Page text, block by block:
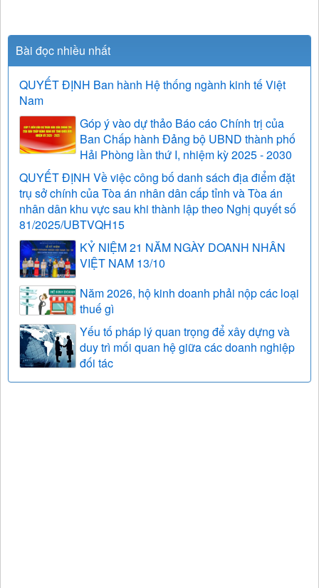
Bài đọc nhiều nhất
QUYẾT ĐỊNH Ban hành Hệ thống ngành kinh tế Việt
Nam
Góp ý vào dự thảo Báo cáo Chính trị của
Ban Chấp hành Đảng bộ UBND thành phố
Hải Phòng lần thứ I, nhiệm kỳ 2025 - 2030
QUYẾT ĐỊNH Về việc công bố danh sách địa điểm đặt
trụ sở chính của Tòa án nhân dân cấp tỉnh và Tòa án
nhân dân khu vực sau khi thành lập theo Nghị quyết số
81/2025/UBTVQH15
KỶ NIỆM 21 NĂM NGÀY DOANH NHÂN
VIỆT NAM 13/10
Năm 2026, hộ kinh doanh phải nộp các loại
thuế gì
Yếu tố pháp lý quan trọng để xây dựng và
duy trì mối quan hệ giữa các doanh nghiệp
đối tác